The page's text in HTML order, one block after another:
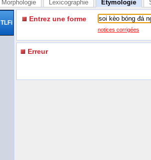
Morphologie Lexicographie Etymologie
TLFi Entrez une forme
notices corrigées
Erreur